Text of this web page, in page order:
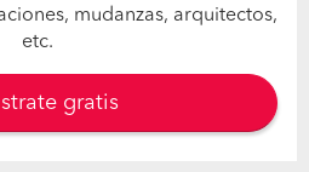
mudanzas, arquitectos,
etc.
gratis